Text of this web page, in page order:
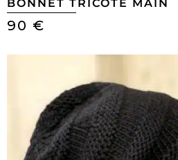
BONNET TRICOTÉ MAIN
90 €